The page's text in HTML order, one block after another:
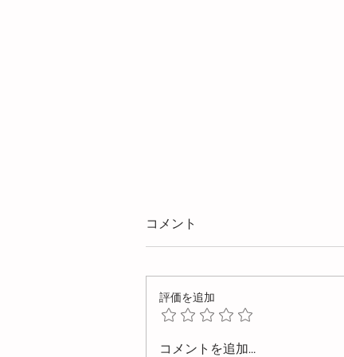
イエプコ表面処理による革新
コメント
評価を追加
コメントを追加…